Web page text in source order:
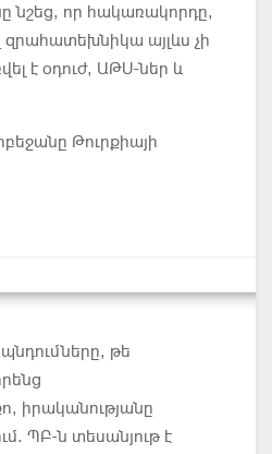
նշեց, որ հակառակորդը,
այլևս չի
է օդուժ, ԱԹՍ-ներ և
Թուրքիայի
թե
իրականությանը
ՊԲ-ն տեսանյութ է